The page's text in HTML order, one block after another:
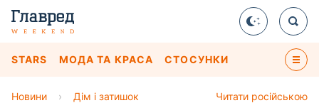
STARS МОДА ТА КРАСА СТОСУНКИ
Читати російською
Новини › Дім і затишок